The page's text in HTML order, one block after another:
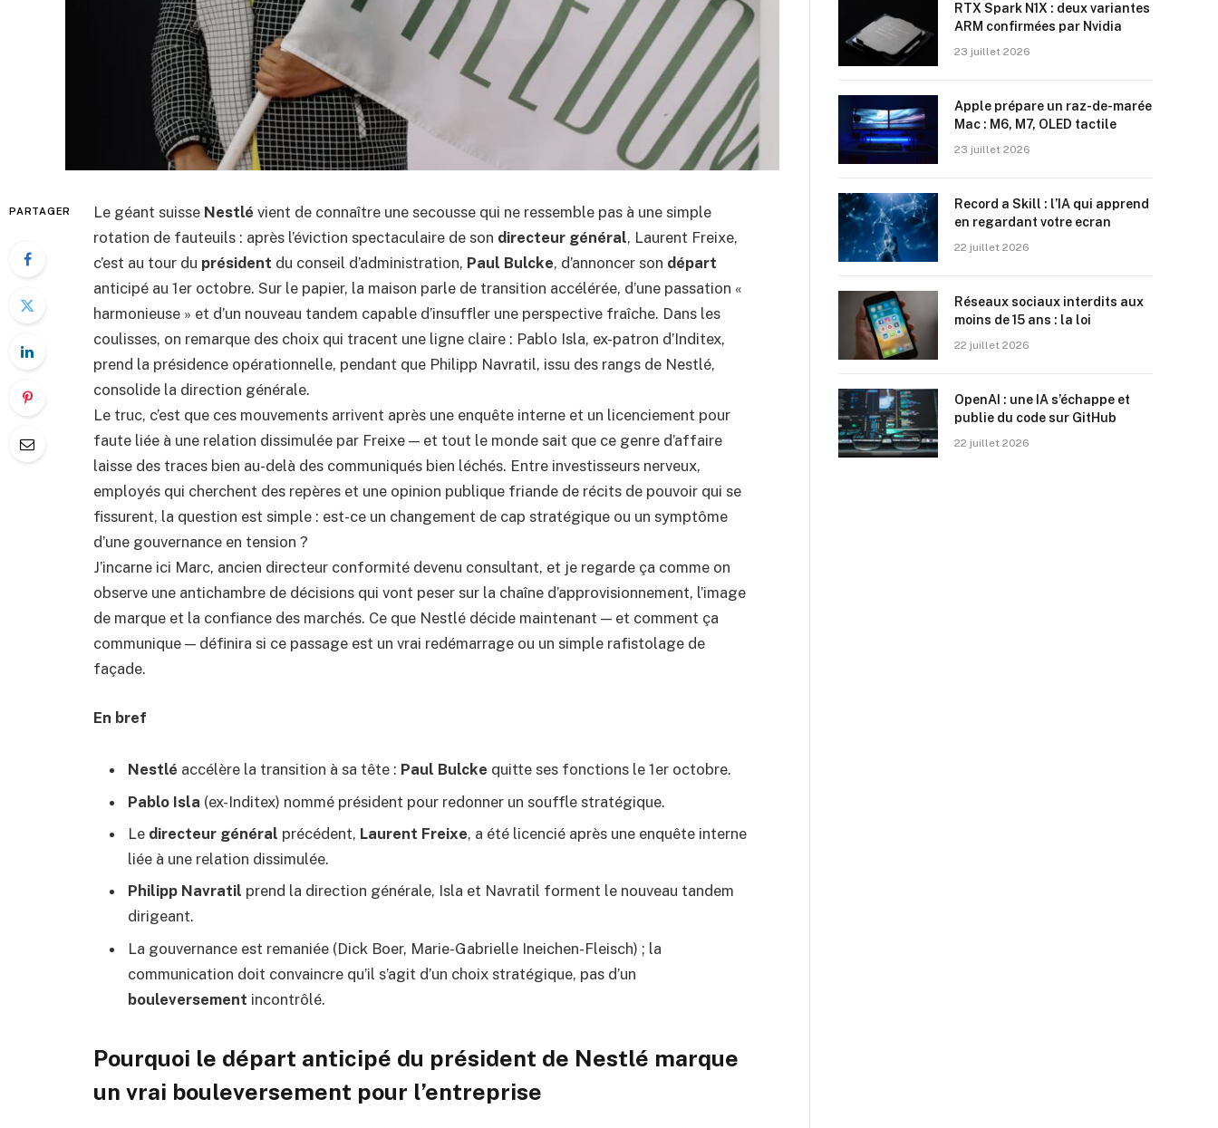
PARTAGER Le géant suisse Nestlé vient de connaître une secousse qui ne ressemble pas à une simple
rotation de fauteuils : après l’éviction spectaculaire de son directeur général, Laurent Freixe,
c’est au tour du président du conseil d’administration, Paul Bulcke, d’annoncer son départ
anticipé au 1er octobre. Sur le papier, la maison parle de transition accélérée, d’une passation «
harmonieuse » et d’un nouveau tandem capable d’insuffler une perspective fraîche. Dans les
coulisses, on remarque des choix qui tracent une ligne claire : Pablo Isla, ex-patron d’Inditex,
prend la présidence opérationnelle, pendant que Philipp Navratil, issu des rangs de Nestlé,
consolide la direction générale.
Le truc, c’est que ces mouvements arrivent après une enquête interne et un licenciement pour
faute liée à une relation dissimulée par Freixe — et tout le monde sait que ce genre d’affaire
laisse des traces bien au-delà des communiqués bien léchés. Entre investisseurs nerveux,
employés qui cherchent des repères et une opinion publique friande de récits de pouvoir qui se
fissurent, la question est simple : est-ce un changement de cap stratégique ou un symptôme
d’une gouvernance en tension ?
J’incarne ici Marc, ancien directeur conformité devenu consultant, et je regarde ça comme on
observe une antichambre de décisions qui vont peser sur la chaîne d’approvisionnement, l’image
de marque et la confiance des marchés. Ce que Nestlé décide maintenant — et comment ça
communique — définira si ce passage est un vrai redémarrage ou un simple rafistolage de
façade.
En bref
Nestlé accélère la transition à sa tête : Paul Bulcke quitte ses fonctions le 1er octobre.
Pablo Isla (ex-Inditex) nommé président pour redonner un souffle stratégique.
Le directeur général précédent, Laurent Freixe, a été licencié après une enquête interne
liée à une relation dissimulée.
Philipp Navratil prend la direction générale, Isla et Navratil forment le nouveau tandem
dirigeant.
La gouvernance est remaniée (Dick Boer, Marie-Gabrielle Ineichen-Fleisch) ; la
communication doit convaincre qu’il s’agit d’un choix stratégique, pas d’un
bouleversement incontrôlé.
Pourquoi le départ anticipé du président de Nestlé marque
un vrai bouleversement pour l’entreprise
RTX Spark N1X : deux variantes
ARM confirmées par Nvidia
23 juillet 2026
Apple prépare un raz-de-marée
Mac : M6, M7, OLED tactile
23 juillet 2026
Record a Skill : l’IA qui apprend
en regardant votre ecran
22 juillet 2026
Réseaux sociaux interdits aux
moins de 15 ans : la loi
22 juillet 2026
OpenAI : une IA s’échappe et
publie du code sur GitHub
22 juillet 2026